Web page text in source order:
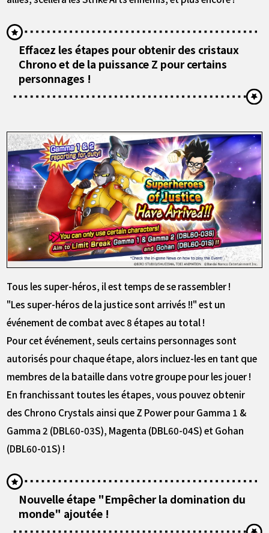
Effacez les étapes pour obtenir des cristaux
Chrono et de la puissance Z pour certains
personnages !
Tous les super-héros, il est temps de se rassembler !
"Les super-héros de la justice sont arrivés !!" est un
événement de combat avec 8 étapes au total !
Pour cet événement, seuls certains personnages sont
autorisés pour chaque étape, alors incluez-les en tant que
membres de la bataille dans votre groupe pour les jouer !
En franchissant toutes les étapes, vous pouvez obtenir
des Chrono Crystals ainsi que Z Power pour Gamma 1 &
Gamma 2 (DBL60-03S), Magenta (DBL60-04S) et Gohan
(DBL60-01S) !
Nouvelle étape "Empêcher la domination du
monde" ajoutée !